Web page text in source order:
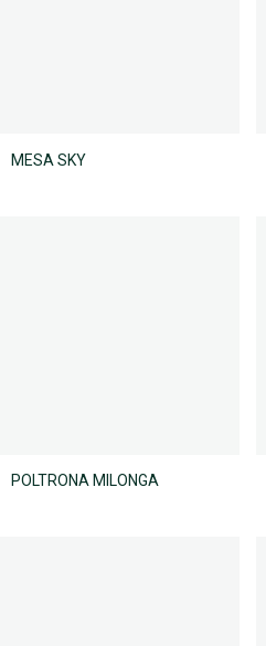
MESA SKY
POLTRONA MILONGA